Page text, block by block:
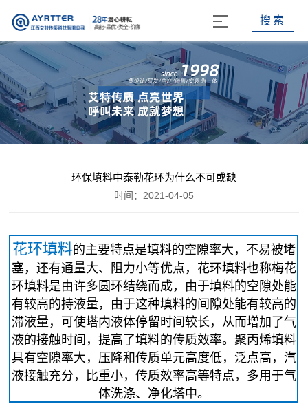
搜索
环保填料中泰勒花环为什么不可或缺
时间：2021-04-05
花环填料的主要特点是填料的空隙率大，不易被堵
塞，还有通量大、阻力小等优点，花环填料也称梅花
环填料是由许多圆环结绕而成，由于填料的空隙处能
有较高的持液量，由于这种填料的间隙处能有较高的
滞液量，可使塔内液体停留时间较长，从而增加了气
液的接触时间，提高了填料的传质效率。聚丙烯填料
具有空隙率大，压降和传质单元高度低，泛点高，汽
液接触充分，比重小，传质效率高等特点，多用于气
体洗涤、净化塔中。